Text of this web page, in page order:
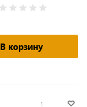
В корзину